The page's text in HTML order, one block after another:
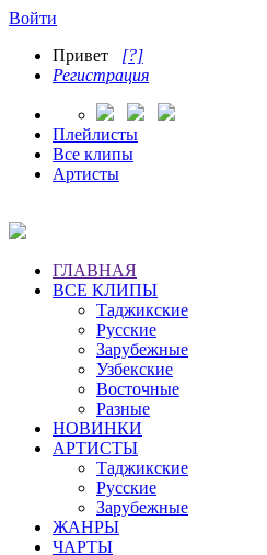
Войти
Привет [?]
Регистрация
Плейлисты
Все клипы
Артисты
ГЛАВНАЯ
ВСЕ КЛИПЫ
Таджикские
Русские
Зарубежные
Узбекские
Восточные
Разные
НОВИНКИ
АРТИСТЫ
Таджикские
Русские
Зарубежные
ЖАНРЫ
ЧАРТЫ